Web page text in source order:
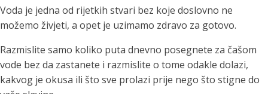
Voda je jedna od rijetkih stvari bez koje doslovno ne
možemo živjeti, a opet je uzimamo zdravo za gotovo.
Razmislite samo koliko puta dnevno posegnete za čašom
vode bez da zastanete i razmislite o tome odakle dolazi,
kakvog je okusa ili što sve prolazi prije nego što stigne do